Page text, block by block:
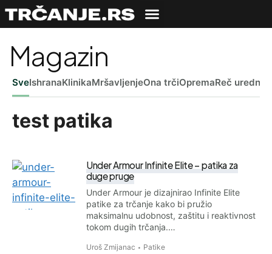
Magazin
SveIshranaKlinikaMršavljenjeOna trčiOpremaReč
test patika
Under Armour Infinite Elite – patika za
duge pruge
Under Armour je dizajnirao Infinite Elite
patike za trčanje kako bi pružio
maksimalnu udobnost, zaštitu i reaktivnost
tokom dugih trčanja.…
Uroš Zmijanac Patike